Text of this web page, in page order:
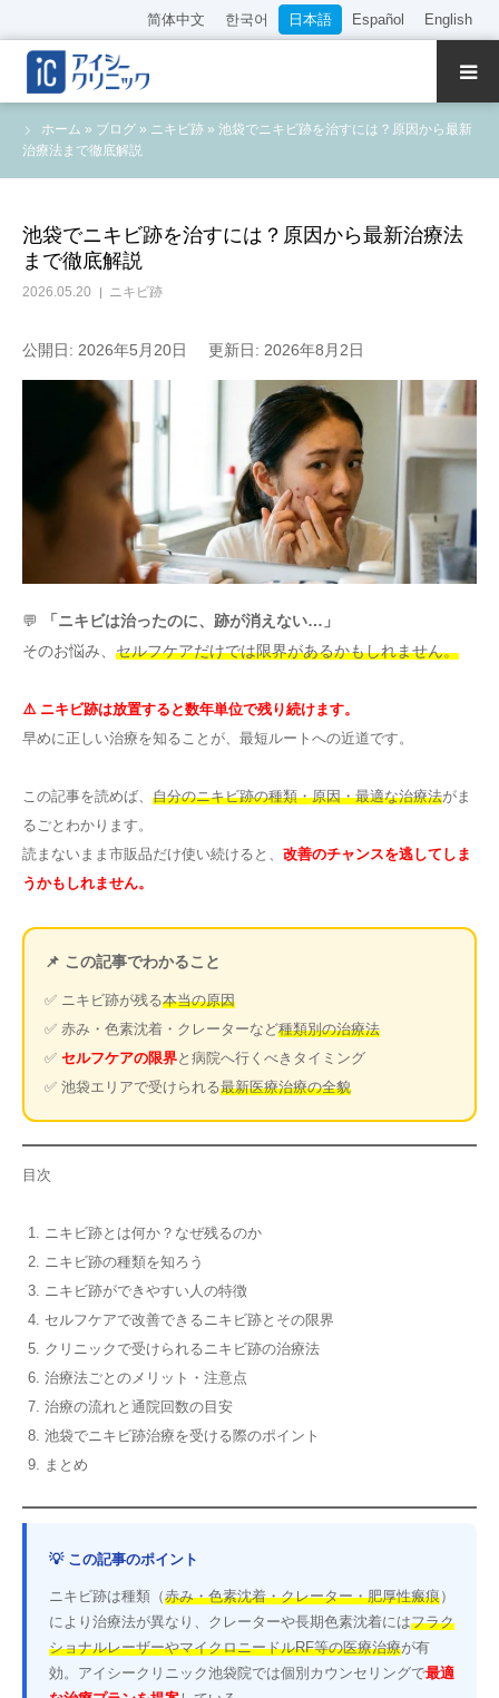
简体中文 한국어 日本語 Español English
ホーム » ブログ » ニキビ跡 » 池袋でニキビ跡を治すには？原因から最新
治療法まで徹底解説
池袋でニキビ跡を治すには？原因から最新治療法
まで徹底解説
2026.05.20 ニキビ跡
公開日: 2026年5月20日 更新日: 2026年8月2日
💬
「ニキビは治ったのに、跡が消えない…」
そのお悩み、 セルフケアだけでは限界があるかもしれません。
⚠️ ニキビ跡は放置すると数年単位で残り続けます。
早めに正しい治療を知ることが、最短ルートへの近道です。
この記事を読めば、 自分のニキビ跡の種類・原因・最適な治療法がま
るごとわかります。
読まないまま市販品だけ使い続けると、 改善のチャンスを逃してしま
うかもしれません。
📌 この記事でわかること
✅ ニキビ跡が残る本当の原因
✅ 赤み・色素沈着・クレーターなど種類別の治療法
✅ セルフケアの限界と病院へ行くべきタイミング
✅ 池袋エリアで受けられる最新医療治療の全貌
目次
ニキビ跡とは何か？なぜ残るのか
ニキビ跡の種類を知ろう
ニキビ跡ができやすい人の特徴
セルフケアで改善できるニキビ跡とその限界
クリニックで受けられるニキビ跡の治療法
治療法ごとのメリット・注意点
治療の流れと通院回数の目安
池袋でニキビ跡治療を受ける際のポイント
まとめ
💡 この記事のポイント
ニキビ跡は種類（赤み・色素沈着・クレーター・肥厚性瘢痕）
により治療法が異なり、クレーターや長期色素沈着にはフラク
ショナルレーザーやマイクロニードルRF等の医療治療が有
効。アイシークリニック池袋院では個別カウンセリングで最適
クリニック紹介
診療内容
WEB予約
料金表
アクセス
採用情報
简体中文 한국어 日本語 Español